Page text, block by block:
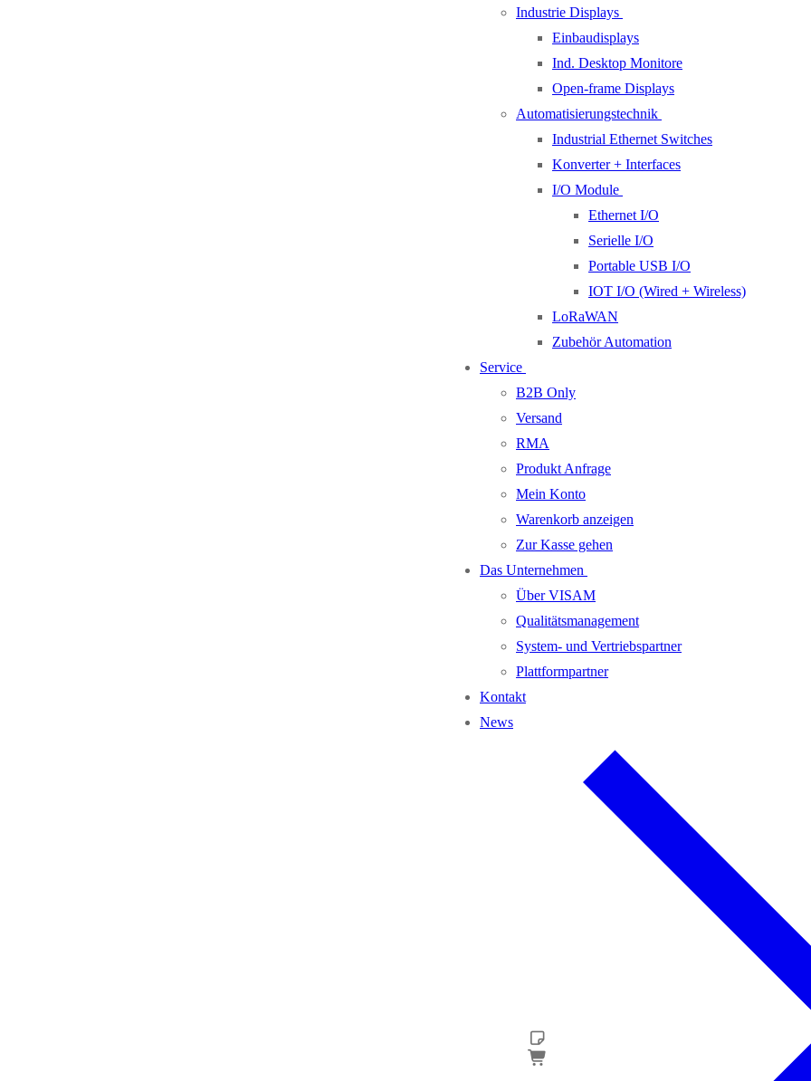
Industrie Displays
Einbaudisplays
Ind. Desktop Monitore
Open-frame Displays
Automatisierungstechnik
Industrial Ethernet Switches
Konverter + Interfaces
I/O Module
Ethernet I/O
Serielle I/O
Portable USB I/O
IOT I/O (Wired + Wireless)
LoRaWAN
Zubehör Automation
Service
B2B Only
Versand
RMA
Produkt Anfrage
Mein Konto
Warenkorb anzeigen
Zur Kasse gehen
Das Unternehmen
Über VISAM
Qualitätsmanagement
System- und Vertriebspartner
Plattformpartner
Kontakt
News